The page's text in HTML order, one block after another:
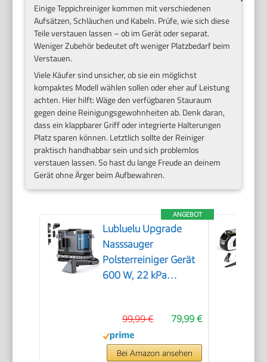
Einige Teppichreiniger kommen mit verschiedenen
Aufsätzen, Schläuchen und Kabeln. Prüfe, wie sich diese
Teile verstauen lassen – ob im Gerät oder separat.
Weniger Zubehör bedeutet oft weniger Platzbedarf beim
Verstauen.
Viele Käufer sind unsicher, ob sie ein möglichst
kompaktes Modell wählen sollen oder eher auf Leistung
achten. Hier hilft: Wäge den verfügbaren Stauraum
gegen deine Reinigungsgewohnheiten ab. Denk daran,
dass ein klappbarer Griff oder integrierte Halterungen
Platz sparen können. Letztlich sollte der Reiniger
praktisch handhabbar sein und sich problemlos
verstauen lassen. So hast du lange Freude an deinem
Gerät ohne Ärger beim Aufbewahren.
ANGEBOT
Lubluelu Upgrade
Nasssauger
Polsterreiniger Gerät
600 W, 22 kPa
79,99 €
99,99 €
Bei Amazon ansehen